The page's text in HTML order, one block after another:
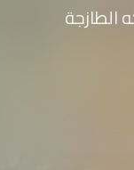
الطازجة